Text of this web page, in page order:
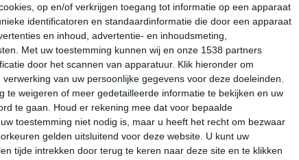
op en/of verkrijgen toegang tot informatie op een apparaat
identificatoren en standaardinformatie die door een apparaat
en inhoud, advertentie- en inhoudsmeting,
Met uw toestemming kunnen wij en onze 1538 partners
door het scannen van apparatuur. Klik hieronder om
van uw persoonlijke gegevens voor deze doeleinden.
te weigeren of meer gedetailleerde informatie te bekijken en uw
te gaan.
Houd er rekening mee dat voor bepaalde
toestemming niet nodig is, maar u heeft het recht om bezwaar
gelden uitsluitend voor deze website. U kunt uw
tijde intrekken door terug te keren naar deze site en te klikken
22:00 01:00 04:00
22:00 01:00 04:00
ZZW 2 ZW 2 ZW 2
Beste
Het weer is
reizen. Wil
maanden
reizen? Op